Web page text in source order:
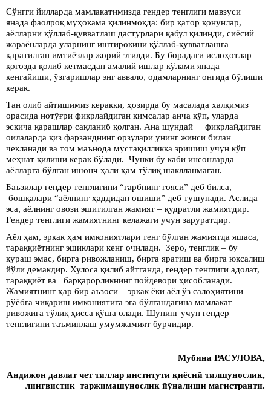
Сўнгги йилларда мамлакатимизда гендер тенглиги мавзуси
янада фаолроқ муҳокама қилинмоқда: бир қатор қонунлар,
аёлларни қўллаб-қувватлаш дастурлари қабул қилинди, сиёсий
жараёнларда уларнинг иштирокини қўллаб-қувватлашга
қаратилган имтиёзлар жорий этилди. Бу борадаги ислоҳотлар
қоғозда қолиб кетмасдан амалий ишлар кўлами янада
кенгайиши, ўзгаришлар энг аввало, одамларнинг онгида бўлиши
керак.
Тан олиб айтишимиз керакки, ҳозирда бу масалада халқимиз
орасида нотўғри фикрлайдиган кимсалар анча кўп, уларда
эскича қарашлар сақланиб қолган. Ана шундай фикрлайдиган
оилаларда қиз фарзанднинг орзулари унинг жинси билан
чекланади ва том маънода мустақилликка эришиш учун кўп
меҳнат қилиши керак бўлади. Чунки бу каби инсонларда
аёлларга бўлган ишонч ҳали ҳам тўлиқ шаклланмаган.
Баъзилар гендер тенглигини “ғарбнинг ғояси” деб билса,
бошқалари “аёлнинг ҳаддидан ошиши” деб тушунади. Аслида
эса, аёлнинг овози эшитилган жамият – қудратли жамиятдир.
Гендер тенглиги жамиятнинг келажаги учун заруратдир.
Аёл ҳам, эркак ҳам имкониятлари тенг бўлган жамиятда яшаса,
тараққиётнинг эшиклари кенг очилади. Зеро, тенглик – бу
кураш эмас, бирга ривожланиш, бирга яратиш ва бирга юксалиш
йўли демакдир. Хулоса қилиб айтганда, гендер тенглиги адолат,
тараққиёт ва барқарорликнинг пойдевори ҳисобланади.
Жамиятнинг ҳар бир аъзоси – эркак ёки аёл ўз салоҳиятини
рўёбга чиқариш имкониятига эга бўлгандагина мамлакат
ривожига тўлиқ ҳисса қўша олади. Шунинг учун гендер
тенглигини таъминлаш умумжамият бурчидир.
Мубина РАСУЛОВА,
Андижон давлат чет тиллар институти қиёсий тилшунослик,
лингвистик таржимашунослик йўналиши магистранти.